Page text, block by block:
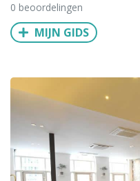
Noord-Amerika
Azië
Uitgelichte bestemmingen
Alle steden
0 beoordelingen
MIJN GIDS